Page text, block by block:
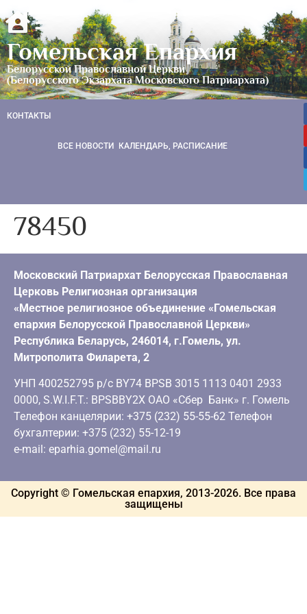
Гомельская Епархия
Белорусской Православной Церкви
(Белорусского Экзархата Московского Патриархата)
КОНТАКТЫ
ВСЕ НОВОСТИ КАЛЕНДАРЬ, РАСПИСАНИЕ
78450
Московский Патриархат Белорусская Православная
Церковь Религиозная организация
«Местное религиозное объединение «Гомельская
епархия Белорусской Православной Церкви»
Республика Беларусь, 246014, г.Гомель, ул.
Митрополита Филарета, 2
УНП 400252795 р/с BY74 BPSB 3015 1113 0401 2933
0000, S.W.I.F.T.: BPSBBY2X ОАО «Сбер Банк» г. Гомель
Телефон канцелярии: +375 (232) 55-55-62 Телефон
бухгалтерии: +375 (232) 55-12-19
e-mail: eparhia.gomel@mail.ru
Copyright © Гомельская епархия, 2013-2026. Все права
защищены